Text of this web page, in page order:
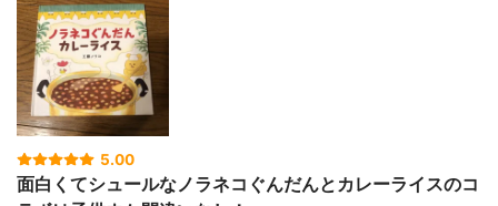
5.00
面白くてシュールなノラネコぐんだんとカレーライスのコ